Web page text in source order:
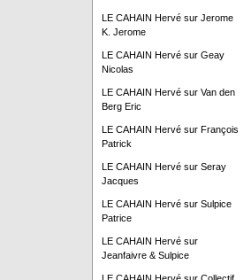
LE CAHAIN Hervésur Jerome
K. Jerome
LE CAHAIN Hervésur Geay
Nicolas
LE CAHAIN Hervésur Van den
Berg Eric
LE CAHAIN Hervésur François
Patrick
LE CAHAIN Hervésur Seray
Jacques
LE CAHAIN Hervésur Sulpice
Patrice
LE CAHAIN Hervésur
Jeanfaivre & Sulpice